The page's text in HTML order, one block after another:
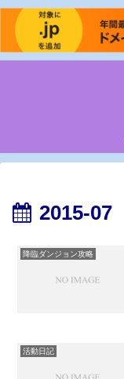
2015-07
降臨ダンジョン攻略
活動日記